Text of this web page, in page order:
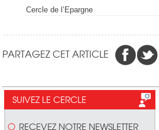
Cercle de l’Epargne
PARTAGEZ CET ARTICLE
SUIVEZ LE CERCLE
RECEVEZ NOTRE NEWSLETTER